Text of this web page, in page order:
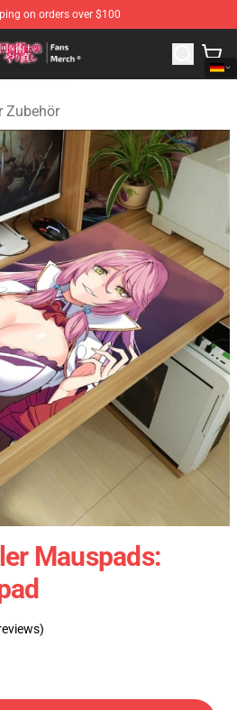
on orders over $100
- Official Redo Of Healer
Zubehör
Mauspads: